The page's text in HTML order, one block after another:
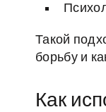
Такой
борьбу и
Как